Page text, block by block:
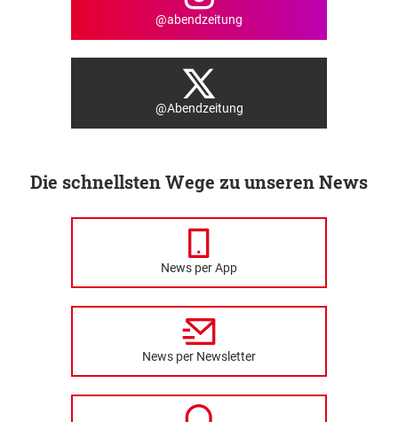
@abendzeitung
@Abendzeitung
Die schnellsten Wege zu unseren News
News per App
News per Newsletter